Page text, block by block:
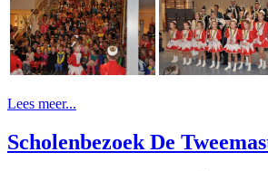
Lees meer...
Scholenbezoek De